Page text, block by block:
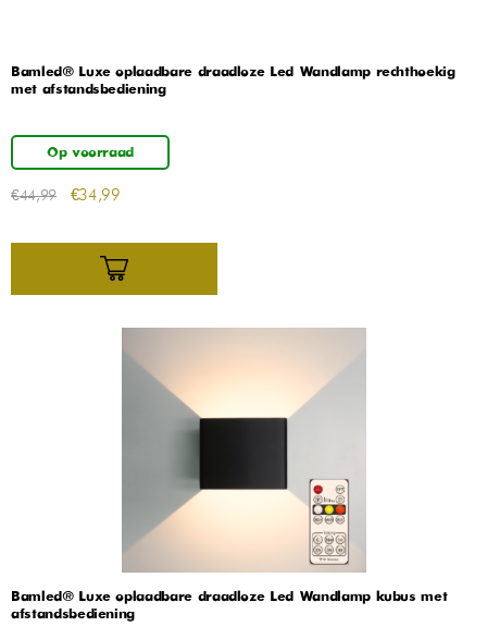
Bamled® Luxe oplaadbare draadloze Led Wandlamp rechthoekig
met afstandsbediening
Op voorraad
€44,99 €34,99
Bamled® Luxe oplaadbare draadloze Led Wandlamp kubus met
afstandsbediening